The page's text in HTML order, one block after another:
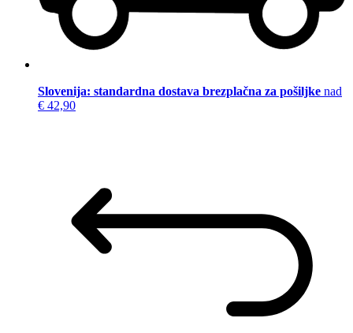
Slovenija: standardna dostava brezplačna za pošiljke nad
€ 42,90